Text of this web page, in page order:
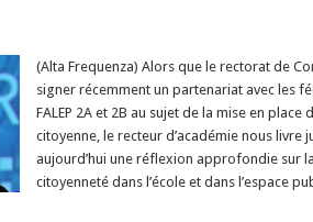
(Alta Frequenza) Alors que le rectorat de
signer récemment un partenariat avec les
FALEP 2A et 2B au sujet de la mise en place
citoyenne, le recteur d’académie nous livre
aujourd’hui une réflexion approfondie sur
citoyenneté dans l’école et dans l’espace